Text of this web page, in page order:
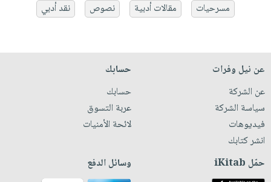
مسرحيات
مقالات أدبية نصوص نقد أدبي
عن نيل وفرات
عن الشركة
سياسة الشركة
فيديوهات
انشر كتابك
حسابك
حسابك
عربة التسوق
لائحة الأمنيات
حمّل iKitab وسائل الدفع